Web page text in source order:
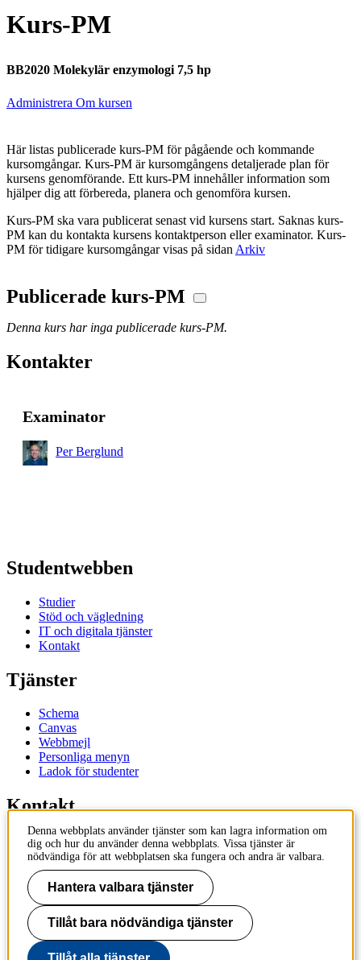
Kurs-PM
BB2020 Molekylär enzymologi 7,5 hp
Administrera Om kursen
Här listas publicerade kurs-PM för pågående och kommande
kursomgångar. Kurs-PM är kursomgångens detaljerade plan för
kursens genomförande. Ett kurs-PM innehåller information som
hjälper dig att förbereda, planera och genomföra kursen.
Kurs-PM ska vara publicerat senast vid kursens start. Saknas kurs-
PM kan du kontakta kursens kontaktperson eller examinator. Kurs-
PM för tidigare kursomgångar visas på sidan Arkiv
Publicerade kurs-PM
Denna kurs har inga publicerade kurs-PM.
Kontakter
Examinator
Per Berglund
Studentwebben
Studier
Stöd och vägledning
IT och digitala tjänster
Kontakt
Tjänster
Schema
Canvas
Webbmejl
Personliga menyn
Ladok för studenter
Kontakt
Kontakta utbildningsprogram
Kontakta kurs
IT-support
KTH Entré
KTH
100 44 Stockholm
+46 8 790 60 00
Denna webbplats använder tjänster som kan lagra information om
dig och hur du använder denna webbplats. Vissa tjänster är
nödvändiga för att webbplatsen ska fungera och andra är valbara.
Hantera valbara tjänster
Tillåt bara nödvändiga tjänster